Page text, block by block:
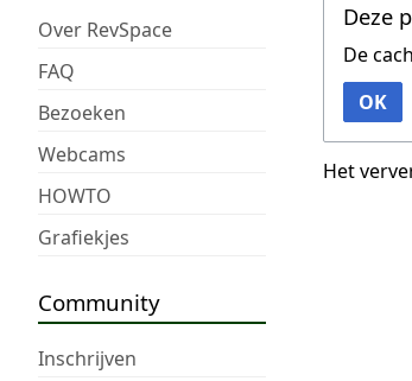
Over RevSpace
FAQ
Bezoeken
Webcams
HOWTO
Grafiekjes
Community
Inschrijven
Deze
De
OK
Het